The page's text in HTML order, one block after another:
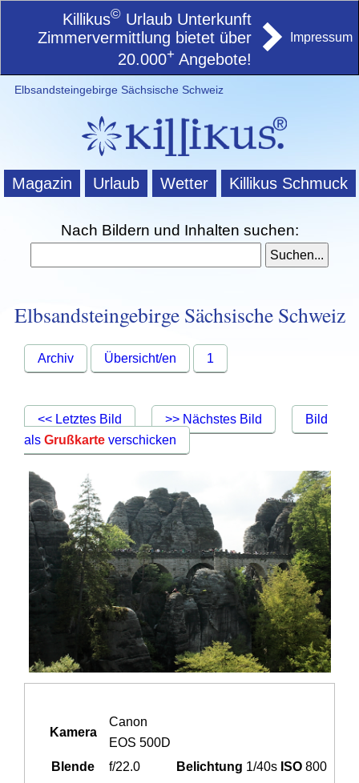
Killikus© Urlaub Unterkunft
Zimmervermittlung bietet über
20.000+ Angebote!
Impressum
Elbsandsteingebirge Sächsische Schweiz
Magazin Urlaub Wetter Killikus Schmuck
Nach Bildern und Inhalten suchen:
Elbsandsteingebirge Sächsische Schweiz
Archiv Übersicht/en 1
<< Letztes Bild >> Nächstes Bild
Bild
alsGrußkarte verschicken
Kamera
Canon
EOS 500D
Blende
f/22.0 Belichtung 1/40s ISO 800